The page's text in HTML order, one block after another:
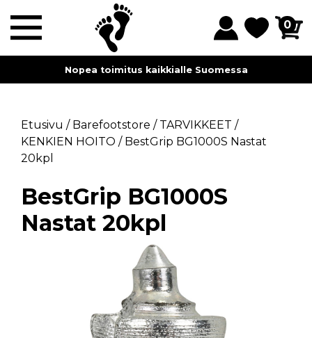
0
Nopea toimitus kaikkialle Suomessa
Etusivu / Barefootstore / TARVIKKEET /
KENKIEN HOITO / BestGrip BG1000S Nastat
20kpl
BestGrip BG1000S
Nastat 20kpl